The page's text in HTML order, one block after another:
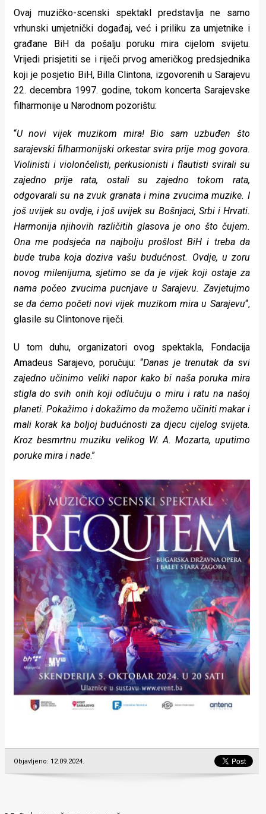
Urban
Places
Aktivizam
Aktuelnosti
Promo
About
Urban
Magazin
Ovaj muzičko-scenski spektakl predstavlja ne samo
vrhunski umjetnički događaj, već i priliku za umjetnike i
građane BiH da pošalju poruku mira cijelom svijetu.
Vrijedi prisjetiti se i riječi prvog američkog predsjednika
koji je posjetio BiH, Billa Clintona, izgovorenih u Sarajevu
22. decembra 1997. godine, tokom koncerta Sarajevske
filharmonije u Narodnom pozorištu:
“U novi vijek muzikom mira! Bio sam uzbuđen što
sarajevski filharmonijski orkestar svira prije mog govora.
Violinisti i violončelisti, perkusionisti i flautisti svirali su
zajedno prije rata, ostali su zajedno tokom rata,
odgovarali su na zvuk granata i mina zvucima muzike. I
još uvijek su ovdje, i još uvijek su Bošnjaci, Srbi i Hrvati.
Harmonija njihovih različitih glasova je ono što čujem.
Ona me podsjeća na najbolju prošlost BiH i treba da
bude truba koja doziva vašu budućnost. Ovdje, u zoru
novog milenijuma, sjetimo se da je vijek koji ostaje za
nama počeo zvucima pucnjave u Sarajevu. Zavjetujmo
se da ćemo početi novi vijek muzikom mira u Sarajevu“,
glasile su Clintonove riječi.
U tom duhu, organizatori ovog spektakla, Fondacija
Amadeus Sarajevo, poručuju: “Danas je trenutak da svi
zajedno učinimo veliki napor kako bi naša poruka mira
stigla do svih onih koji odlučuju o miru i ratu na našoj
planeti. Pokažimo i dokažimo da možemo učiniti makar i
mali korak ka boljoj budućnosti za djecu cijelog svijeta.
Kroz besmrtnu muziku velikog W. A. Mozarta, uputimo
poruke mira i nade.”
Objavljeno: 12.09.2024.